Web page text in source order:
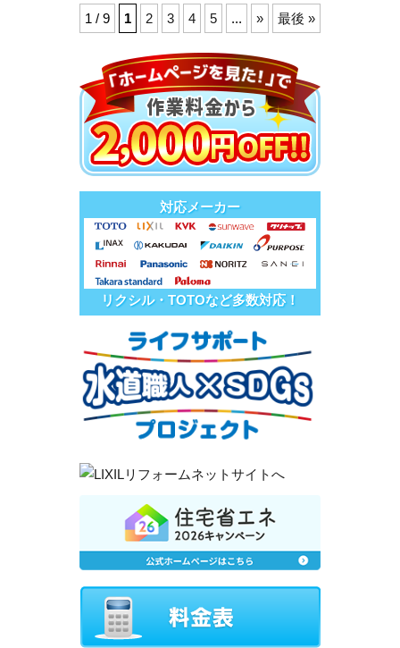
1 / 9 1 2 3 4 5 ... » 最後 »
対応メーカー
リクシル・TOTOなど多数対応！